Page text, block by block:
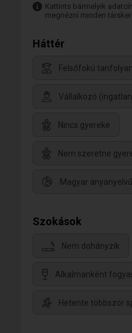
Kattints bármelyik
megnézni minden
Háttér
Felsőfokú
Vállalkozó
Nincs gyereke
Nem szeretne
Magyar anyanyelvű
Szokások
Nem dohányzik
Alkalmanként
Hetente többször